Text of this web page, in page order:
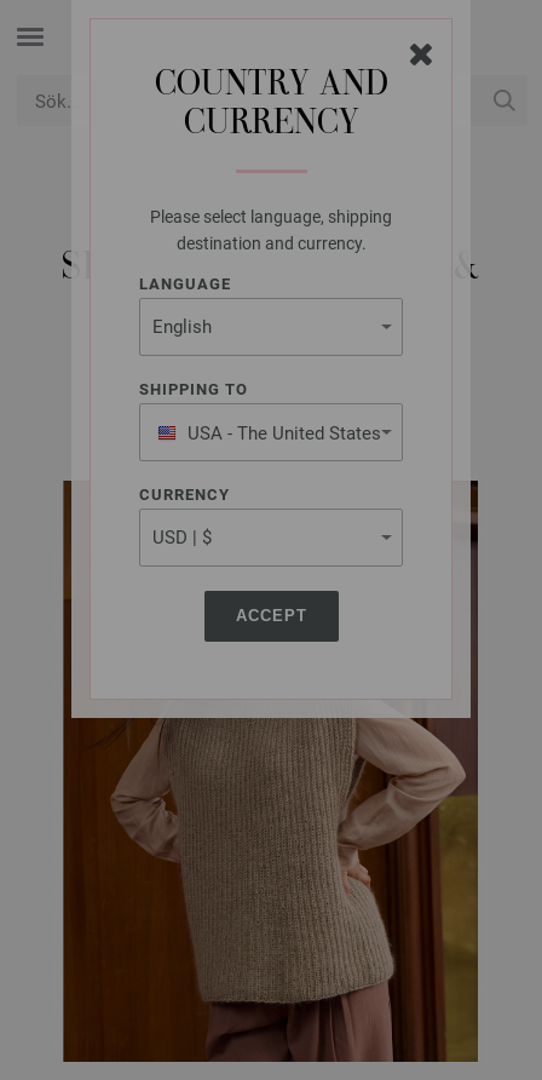
COUNTRY AND
CURRENCY
Please select language, shipping
destination and currency.
LANGUAGE
SHIPPING TO
USA - The United States
of America
CURRENCY
ACCEPT
LANA GROSSA
SLIPOVER ECOPUNO &
SILKHAIR
Classici No. 29 | Modell 15